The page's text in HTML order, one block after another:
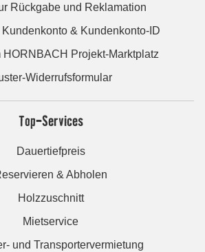
Rückgabe und Reklamation
Kundenkonto & Kundenkonto-ID
HORNBACH Projekt-Marktplatz
Widerrufsformular
Top-Services
Dauertiefpreis
& Abholen
Holzzuschnitt
Mietservice
und Transportervermietung